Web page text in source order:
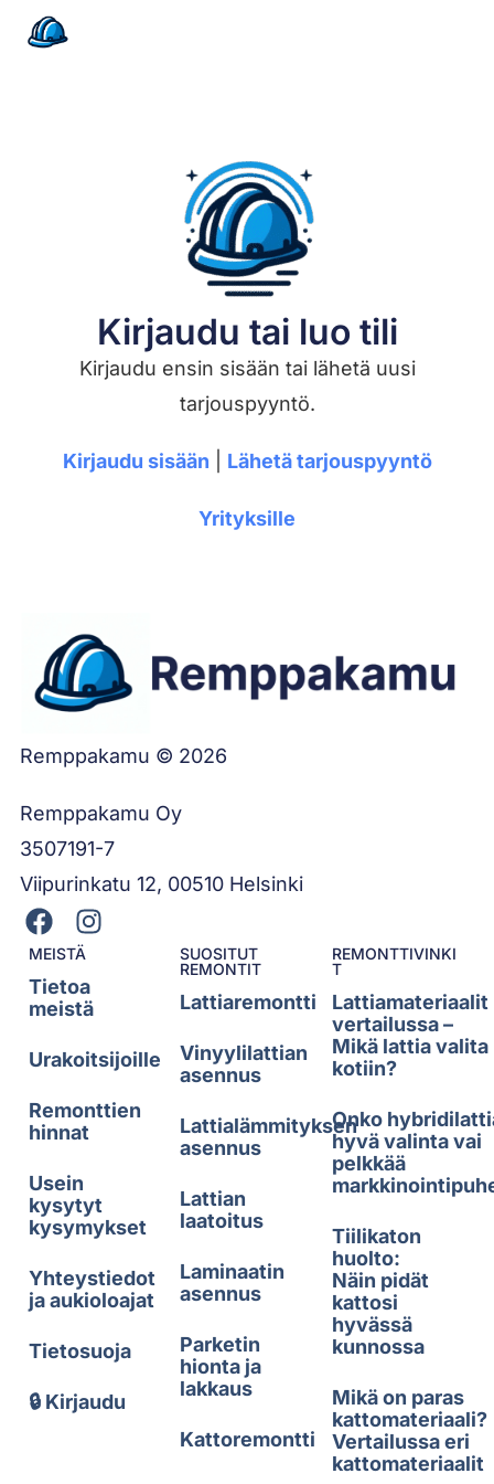
Kirjaudu tai luo tili
Kirjaudu ensin sisään tai lähetä uusi
tarjouspyyntö.
Kirjaudu sisään Lähetä tarjouspyyntö
Yrityksille
Remppakamu © 2026
Remppakamu Oy
3507191-7
Viipurinkatu 12, 00510 Helsinki
MEISTÄ
Tietoa
meistä
Urakoitsijoille
Remonttien
hinnat
Usein
kysytyt
kysymykset
Yhteystiedot
ja aukioloajat
Tietosuoja
🔒 Kirjaudu
SUOSITUT
REMONTIT
Lattiaremontti
Vinyylilattian
asennus
Lattialämmityksen
asennus
Lattian
laatoitus
Laminaatin
asennus
Parketin
hionta ja
lakkaus
Kattoremontti
REMONTTIVINKI
T
Lattiamateriaalit
vertailussa –
Mikä lattia valita
kotiin?
Onko
hyvä valinta vai
pelkkää
Tiilikaton
huolto:
Näin pidät
kattosi
hyvässä
kunnossa
Mikä on paras
kattomateriaali?
Vertailussa eri
kattomateriaalit